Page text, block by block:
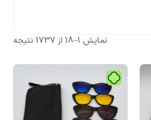
نمایش 1–18 از 1737 نتیجه